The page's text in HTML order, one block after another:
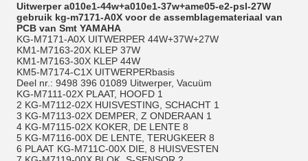
Uitwerper a010e1-44w+a010e1-37w+ame05-e2-psl-27W
gebruik kg-m7171-A0X voor de assemblagemateriaal van
PCB van Smt YAMAHA
KG-M7171-A0X UITWERPER 44W+37W+27W
KM1-M7163-20X KLEP 37W
KM1-M7163-30X KLEP 44W
KM5-M7174-C1X UITWERPERbasis
Deel nr.: 9498 396 01089 Uitwerper, Vacuüm
KG-M7111-02X PLAAT, HOOFD 1
2 KG-M7112-02X HUISVESTING, SCHACHT 1
3 KG-M7113-02X DEMPER, Z ONDERAAN 1
4 KG-M7115-02X KOKER, DE LENTE 8
5 KG-M7116-00X DE LENTE, TERUGKEER 8
6 PLAAT KG-M711C-00X DIE, 8 HUISVESTEN